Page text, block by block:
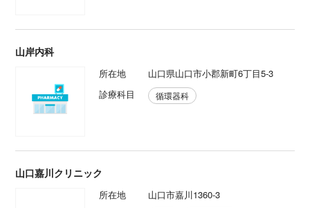
山岸内科
所在地
山口県山口市小郡新町6丁目5-3
診療科目
循環器科
山口嘉川クリニック
所在地
山口市嘉川1360‐3